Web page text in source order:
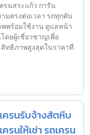
รนสระแก้ว การัน
มตรงต่อเวลา รถทุกคัน
พร้อมใช้งาน ดูแลหน้า
ดยผู้เชี่ยวชาญเพื่อ
ทธิภาพสูงสุดในราคาที่
ครนรับจ้างสัตหีบ
ครนให้เช่า รถเครน